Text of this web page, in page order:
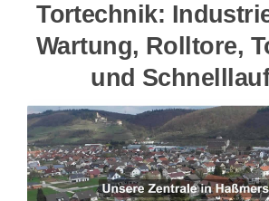
Tortechnik:
Wartung, Rolltore,
und